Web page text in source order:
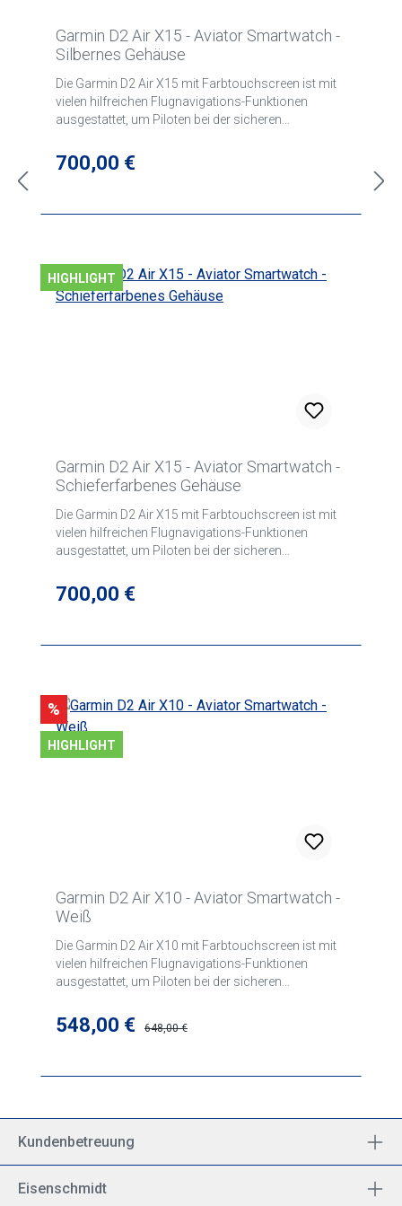
Garmin D2 Air X15 - Aviator Smartwatch -
Silbernes Gehäuse
Die Garmin D2 Air X15 mit Farbtouchscreen ist mit
vielen hilfreichen Flugnavigations-Funktionen
ausgestattet, um Piloten bei der sicheren
können.
Regulärer Preis:
700,00 €
HIGHLIGHT
Garmin D2 Air X15 - Aviator Smartwatch -
Schieferfarbenes Gehäuse
Die Garmin D2 Air X15 mit Farbtouchscreen ist mit
vielen hilfreichen Flugnavigations-Funktionen
ausgestattet, um Piloten bei der sicheren
können.
Regulärer Preis:
700,00 €
Rabatt
%
HIGHLIGHT
Garmin D2 Air X10 - Aviator Smartwatch -
Weiß
Die Garmin D2 Air X10 mit Farbtouchscreen ist mit
vielen hilfreichen Flugnavigations-Funktionen
ausgestattet, um Piloten bei der sicheren
können.
Verkaufspreis:
548,00 € 648,00 €
Kundenbetreuung
Eisenschmidt